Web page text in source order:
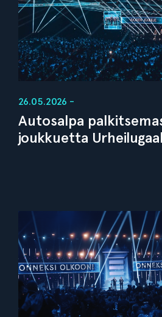
26.05.2026 -
Autosalpa
joukkuetta